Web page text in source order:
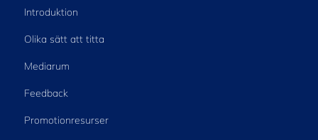
Introduktion
Olika sätt att titta
Mediarum
Feedback
Promotionresurser